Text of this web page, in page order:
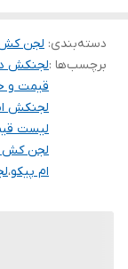
دسته‌بندی: لجن
برچسب‌ها :لجنکش
قیمت و خرید
لجنکش
لیست
لجن کش
ام پیکو،